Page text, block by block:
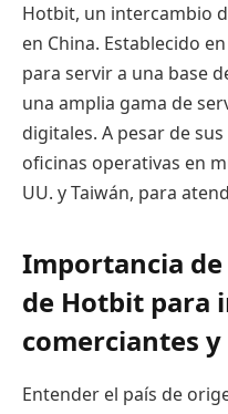
Hotbit, un intercambio
en China. Establecido
para servir a una base
una amplia gama de
digitales. A pesar de
oficinas operativas en
UU. y Taiwán, para
Importancia
de Hotbit para
comerciantes
Entender el país de